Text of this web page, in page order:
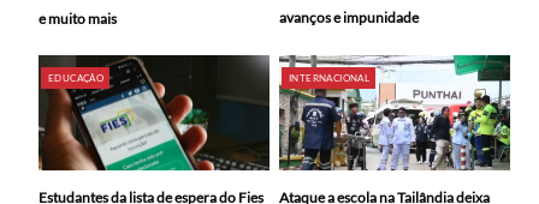
e muito mais
avanços e impunidade
EDUCAÇÃO
Estudantes da lista de espera do Fies
INTERNACIONAL
Ataque a escola na Tailândia deixa